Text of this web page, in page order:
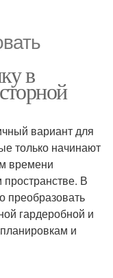
в
вариант для
только начинают
времени
В
преобразовать
гардеробной и
и